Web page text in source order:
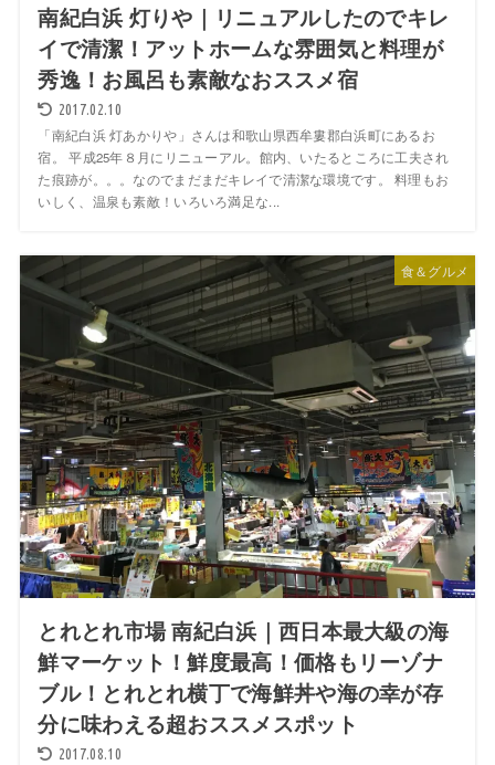
南紀白浜 灯りや｜リニュアルしたのでキレ
イで清潔！アットホームな雰囲気と料理が
秀逸！お風呂も素敵なおススメ宿
2017.02.10
「南紀白浜 灯あかりや」さんは和歌山県西牟婁郡白浜町にあるお
宿。 平成25年８月にリニューアル。館内、いたるところに工夫され
た痕跡が。。。なのでまだまだキレイで清潔な環境です。 料理もお
いしく、温泉も素敵！いろいろ満足な...
食＆グルメ
とれとれ市場 南紀白浜｜西日本最大級の海
鮮マーケット！鮮度最高！価格もリーゾナ
ブル！とれとれ横丁で海鮮丼や海の幸が存
分に味わえる超おススメスポット
2017.08.10